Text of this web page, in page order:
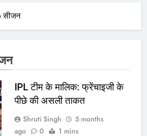
सीजन
IPL टीम के मालिक: फ्रेंचाइजी के
पीछे की असली ताकत
Shruti Singh
5 months
ago
0 1 mins